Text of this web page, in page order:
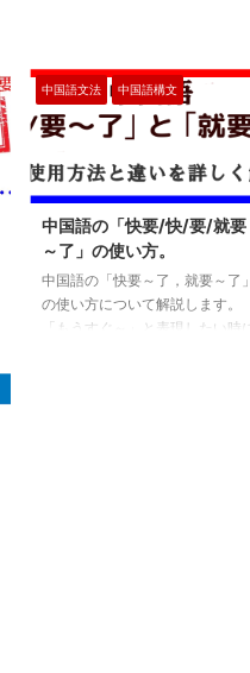
中国語文法 中国語構文
中国語の「快要/快/要/就要
～了」の使い方。
中国語の「快要～了，就要～了」
の使い方について解説します。
「もうすぐ～」と表現したい時に